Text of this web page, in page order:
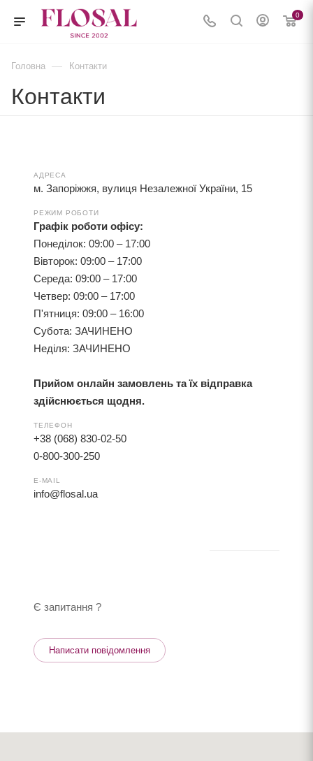
0
Головна — Контакти
Контакти
АДРЕСА
м. Запоріжжя, вулиця Незалежної України, 15
РЕЖИМ РОБОТИ
Графік роботи офісу:
Понеділок: 09:00 – 17:00
Вівторок: 09:00 – 17:00
Середа: 09:00 – 17:00
Четвер: 09:00 – 17:00
П'ятниця: 09:00 – 16:00
Субота: ЗАЧИНЕНО
Неділя: ЗАЧИНЕНО
Прийом онлайн замовлень та їх відправка
здійснюється щодня.
ТЕЛЕФОН
+38 (068) 830-02-50
0-800-300-250
E-MAIL
info@flosal.ua
Є запитання ?
Написати повідомлення